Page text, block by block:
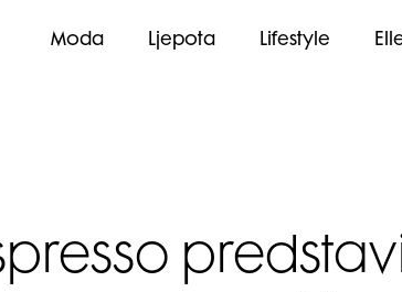
Moda Ljepota Lifestyle